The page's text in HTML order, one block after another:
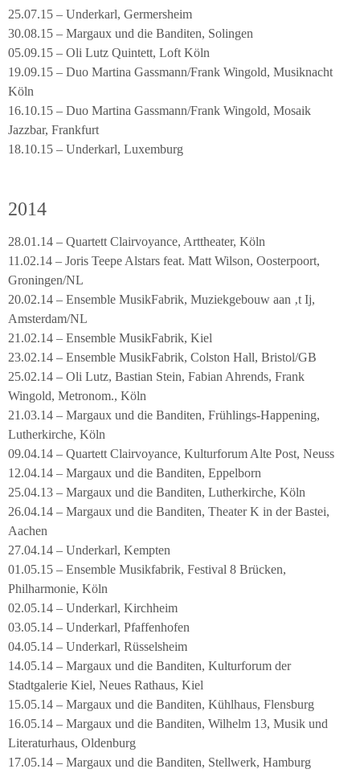
25.07.15 – Underkarl, Germersheim
30.08.15 – Margaux und die Banditen, Solingen
05.09.15 – Oli Lutz Quintett, Loft Köln
19.09.15 – Duo Martina Gassmann/Frank Wingold, Musiknacht
Köln
16.10.15 – Duo Martina Gassmann/Frank Wingold, Mosaik
Jazzbar, Frankfurt
18.10.15 – Underkarl, Luxemburg
2014
28.01.14 – Quartett Clairvoyance, Arttheater, Köln
11.02.14 – Joris Teepe Alstars feat. Matt Wilson, Oosterpoort,
Groningen/NL
20.02.14 – Ensemble MusikFabrik, Muziekgebouw aan ‚t Ij,
Amsterdam/NL
21.02.14 – Ensemble MusikFabrik, Kiel
23.02.14 – Ensemble MusikFabrik, Colston Hall, Bristol/GB
25.02.14 – Oli Lutz, Bastian Stein, Fabian Ahrends, Frank
Wingold, Metronom., Köln
21.03.14 – Margaux und die Banditen, Frühlings-Happening,
Lutherkirche, Köln
09.04.14 – Quartett Clairvoyance, Kulturforum Alte Post, Neuss
12.04.14 – Margaux und die Banditen, Eppelborn
25.04.13 – Margaux und die Banditen, Lutherkirche, Köln
26.04.14 – Margaux und die Banditen, Theater K in der Bastei,
Aachen
27.04.14 – Underkarl, Kempten
01.05.15 – Ensemble Musikfabrik, Festival 8 Brücken,
Philharmonie, Köln
02.05.14 – Underkarl, Kirchheim
03.05.14 – Underkarl, Pfaffenhofen
04.05.14 – Underkarl, Rüsselsheim
14.05.14 – Margaux und die Banditen, Kulturforum der
Stadtgalerie Kiel, Neues Rathaus, Kiel
15.05.14 – Margaux und die Banditen, Kühlhaus, Flensburg
16.05.14 – Margaux und die Banditen, Wilhelm 13, Musik und
Literaturhaus, Oldenburg
17.05.14 – Margaux und die Banditen, Stellwerk, Hamburg